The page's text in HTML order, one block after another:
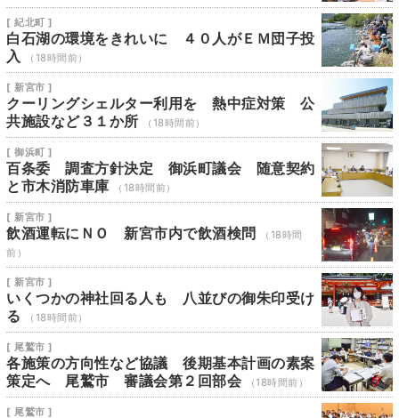
[ 紀北町 ]
白石湖の環境をきれいに ４０人がＥＭ団子投
入
（18時間前）
[ 新宮市 ]
クーリングシェルター利用を 熱中症対策 公
共施設など３１か所
（18時間前）
[ 御浜町 ]
百条委 調査方針決定 御浜町議会 随意契約
と市木消防車庫
（18時間前）
[ 新宮市 ]
飲酒運転にＮＯ 新宮市内で飲酒検問
（18時間
前）
[ 新宮市 ]
いくつかの神社回る人も 八並びの御朱印受け
る
（18時間前）
[ 尾鷲市 ]
各施策の方向性など協議 後期基本計画の素案
策定へ 尾鷲市 審議会第２回部会
（18時間前）
[ 尾鷲市 ]